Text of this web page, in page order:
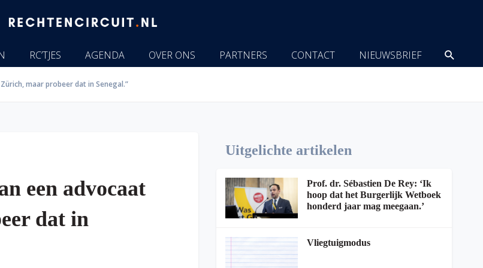
RC’TJES AGENDA OVER ONS PARTNERS CONTACT NIEUWSBRIEF
maar probeer dat in Senegal.”
een advocaat
dat in
Uitgelichte artikelen
Prof. dr. Sébastien De Rey: ‘Ik
hoop dat het Burgerlijk Wetboek
honderd jaar mag meegaan.’
Vliegtuigmodus